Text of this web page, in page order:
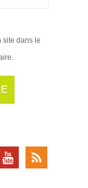
site dans le